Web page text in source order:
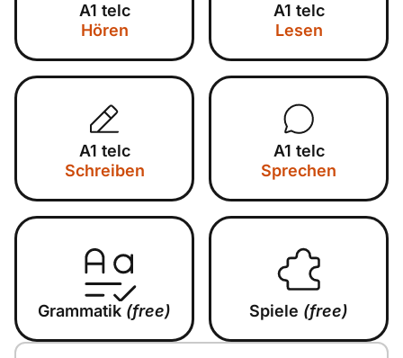
A1 telc
Hören
A1 telc
Lesen
A1 telc
Schreiben
A1 telc
Sprechen
Grammatik (free) Spiele (free)